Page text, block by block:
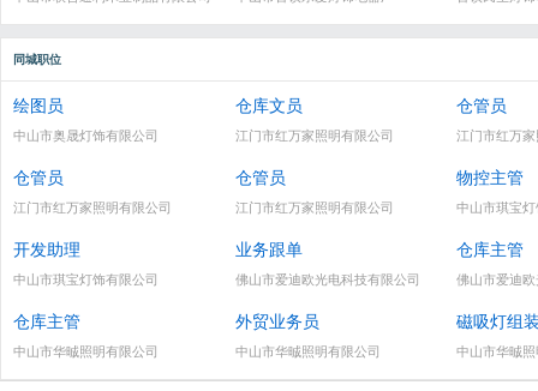
同城职位
绘图员
中山市奥晟灯饰有限公司
仓库文员
江门市红万家照明有限公司
仓管员
江门市红万
仓管员
江门市红万家照明有限公司
仓管员
江门市红万家照明有限公司
物控主管
中山市琪宝
开发助理
中山市琪宝灯饰有限公司
业务跟单
佛山市爱迪欧光电科技有限公司
仓库主管
佛山市爱迪
仓库主管
中山市华晠照明有限公司
外贸业务员
中山市华晠照明有限公司
磁吸灯组
中山市华晠